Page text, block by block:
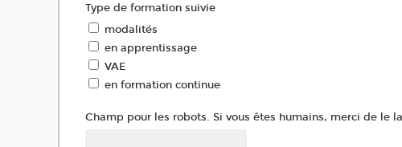
Type de formation suivie
modalités
en apprentissage
VAE
en formation continue
Champ pour les robots. Si vous êtes humains, merci de le